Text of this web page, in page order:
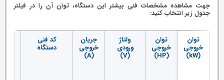
جهت مشاهده مشخصات فنی بیشتر این دستگاه، توان آن را در فیلتر
جدول زیر انتخاب کنید:
توان
خروجی
(kW)
توان
خروجی
(HP)
ولتاژ
ورودی
(V)
جریان
خروجی
(A)
کد فنی
دستگاه